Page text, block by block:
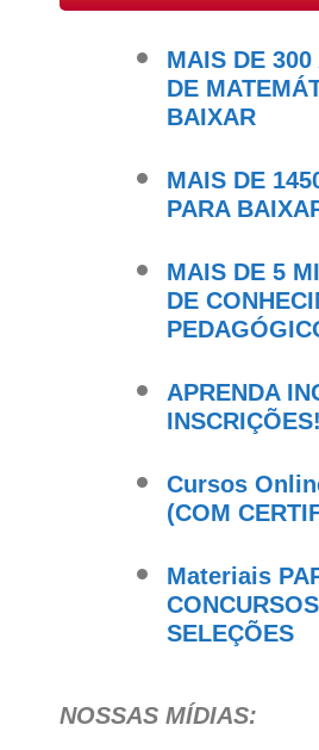
MAIS DE 300
DE
BAIXAR
MAIS DE
PARA
MAIS DE 5
DE
APRENDA
INSCRIÇÕES!
Cursos
(COM
Materiais
SELEÇÕES
NOSSAS MÍDIAS: